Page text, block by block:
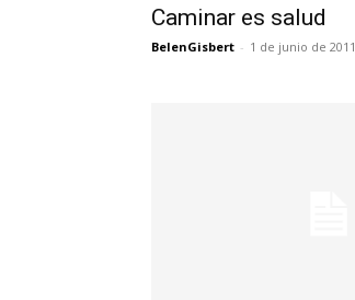
Caminar es salud
BelenGisbert - 1 de junio de 2011